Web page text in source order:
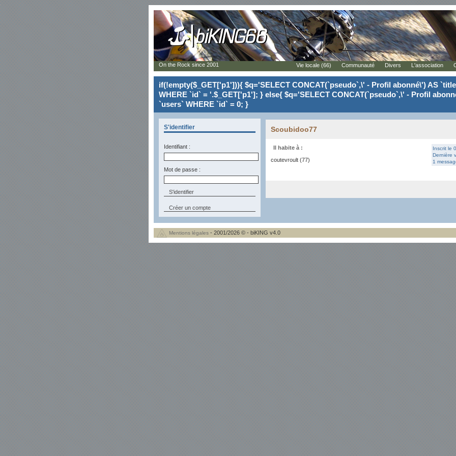
if(!empty($_GET['p1'])){ $q='SELECT CONCAT(`pseudo`,\' - Profil abonné\') AS
WHERE `id` = '.$_GET['p1']; } else{ $q='SELECT CONCAT(`pseudo`,\' - Profil
`users` WHERE `id` = 0; }
S'identifier
Identifiant :
Mot de passe :
Créer un compte
Scoubidoo77
Inscrit le
Dernière
1
Il habite à :
coutevroult (77)
On the Rock since 2001 Vie locale (66) Communauté Divers L'association
Mentions légales - 2001/2026 © - biKING v4.0